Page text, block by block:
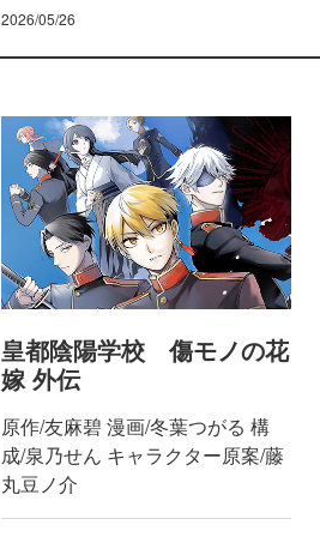
2026/05/26
皇都陰陽学校 傷モノの花
嫁 外伝
原作/友麻碧 漫画/冬葉つがる 構
成/泉乃せん キャラクター原案/藤
丸豆ノ介